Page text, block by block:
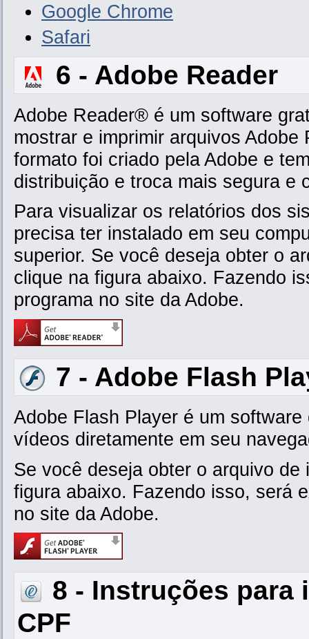
Google Chrome
Safari
6 - Adobe Reader
Adobe Reader® é um software
mostrar e imprimir arquivos
formato foi criado pela Adobe e
distribuição e troca mais segura e
Para visualizar os relatórios dos
precisa ter instalado em seu
superior. Se você deseja obter o
clique na figura abaixo. Fazendo
programa no site da Adobe.
7 - Adobe Flash
Adobe Flash Player é um
vídeos diretamente em seu
Se você deseja obter o arquivo
figura abaixo. Fazendo isso, será
no site da Adobe.
8 - Instruções para
CPF